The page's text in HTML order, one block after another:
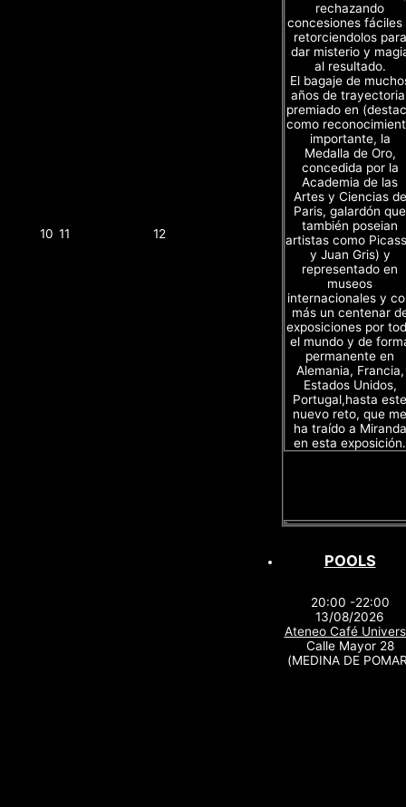
10 11 12
rechazando
concesiones fáciles
retorciendolos para
dar misterio y
al resultado.
El bagaje de
años de
premiado en
como
importante, la
Medalla de Oro,
concedida por la
Academia de las
Artes y Ciencias de
Paris, galardón que
también poseian
artistas como
y Juan Gris) y
representado en
museos
internacionales y
más un centenar
exposiciones por
el mundo y de
permanente en
Alemania, Francia,
Estados Unidos,
Portugal,hasta este
nuevo reto, que me
ha traído a Miranda
en esta exposición.
POOLS
20:00 -22:00
13/08/2026
Ateneo Café
Calle Mayor 28
(MEDINA DE